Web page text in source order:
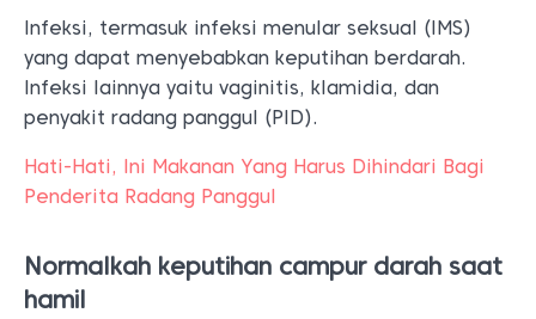
Infeksi, termasuk infeksi menular seksual (IMS)
yang dapat menyebabkan keputihan berdarah.
Infeksi lainnya yaitu vaginitis, klamidia, dan
penyakit radang panggul (PID).
Hati-Hati, Ini Makanan Yang Harus Dihindari Bagi
Penderita Radang Panggul
Normalkah keputihan campur darah saat
hamil